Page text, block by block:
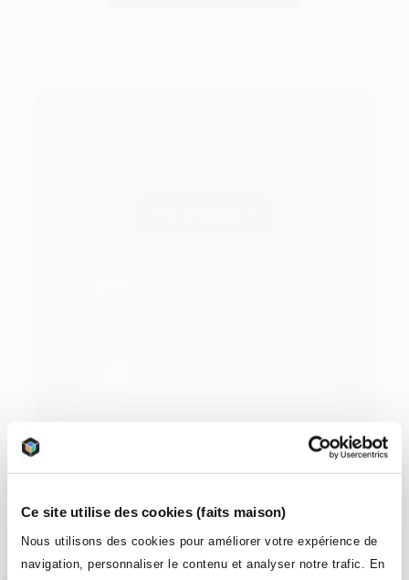
Ce site utilise des cookies (faits maison)
Nous utilisons des cookies pour améliorer votre expérience de
navigation, personnaliser le contenu et analyser notre trafic. En
Réservez une démo
personnalisée